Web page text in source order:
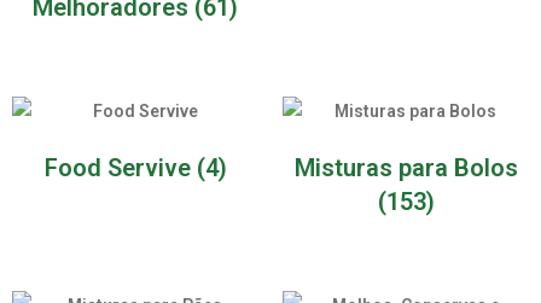
Melhoradores (61)
Food Servive (4)
Misturas para Bolos
(153)